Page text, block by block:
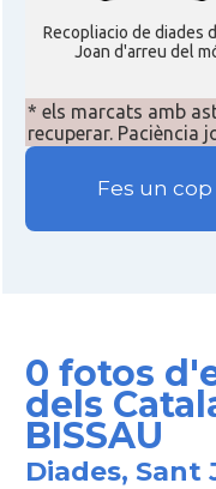
Recopliacio de diades
Joan d'arreu del
* els marcats amb
recuperar. Paciència
Fes un
0 fotos
dels
BISSAU
Diades, Sant